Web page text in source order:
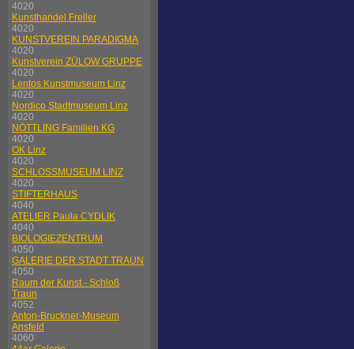
4020
Kunsthandel Freller
4020
KUNSTVEREIN PARADIGMA
4020
Kunstverein ZÜLOW GRUPPE
4020
Lentos Kunstmuseum Linz
4020
Nordico Stadtmuseum Linz
4020
NÖTTLING Familien KG
4020
OK Linz
4020
SCHLOSSMUSEUM LINZ
4020
STIFTERHAUS
4040
ATELIER Paula CYDLIK
4040
BIOLOGIEZENTRUM
4050
GALERIE DER STADT TRAUN
4050
Raum der Kunst - Schloß
Traun
4052
Anton-Bruckner-Museum
Ansfeld
4060